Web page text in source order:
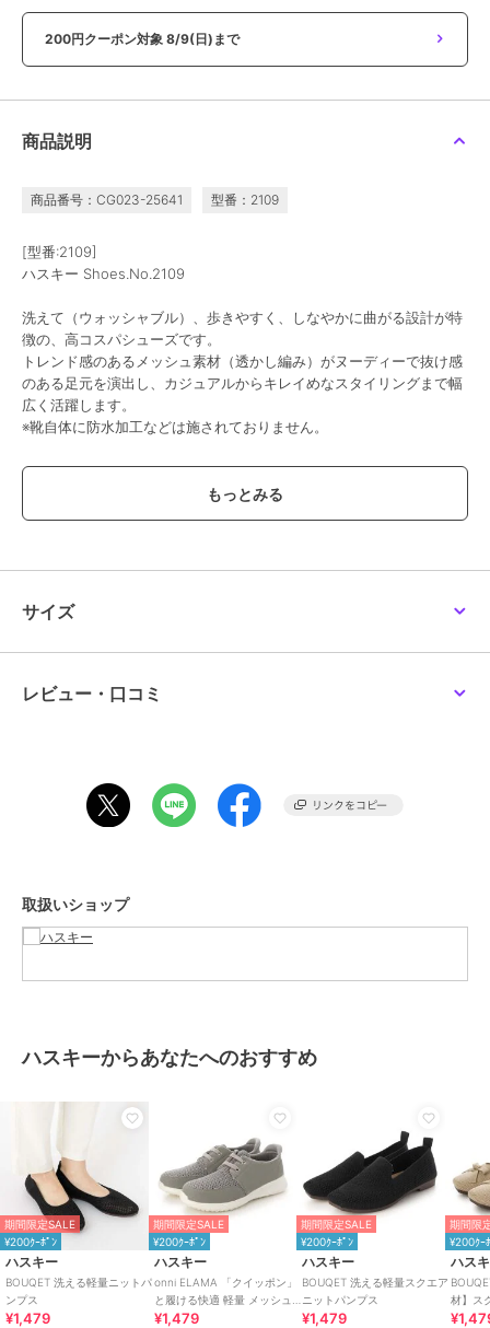
200円クーポン対象 8/9(日)まで
商品説明
商品番号：CG023-25641 型番：2109
[型番:2109]
ハスキー Shoes.No.2109
洗えて（ウォッシャブル）、歩きやすく、しなやかに曲がる設計が特
徴の、高コスパシューズです。
トレンド感のあるメッシュ素材（透かし編み）がヌーディーで抜け感
のある足元を演出し、カジュアルからキレイめなスタイリングまで幅
広く活躍します。
※靴自体に防水加工などは施されておりません。
・抜群の通気性：メッシュ素材が足を快適に保ち、蒸れにくい。
・軽量＆柔らかな履き心地：長時間の着用でも疲れにくい軽量設計
と、足にフィットする伸縮性のあるニット素材。
にぴったりです
伸縮性のある素材の為、ピッタリ目のフィッティングがおすすめで
期間限定セール開催中
商品カテゴリ
性別タイプ
素材
アッパー：ニット / アウトソー
商品のお取り扱い方法
サイズ
レビュー・口コミ
取扱いショップ
ハスキーからあなたへのおすすめ
期間限定SALE
¥200ｸｰﾎﾟﾝ
ハスキー
BOUQET 洗える軽量ニットパ
ンプス
¥1,479
期間限定SALE
¥200ｸｰﾎﾟﾝ
ハスキー
onni ELAMA 「クイッポン」
と履ける快適 軽量 メッシュ
レースアップカジュアルスニ
¥1,479
期間限定SALE
¥200ｸｰﾎﾟﾝ
ハスキー
BOUQET 洗える軽量スクエア
ニットパンプス
¥1,479
期間限
¥200ｸｰ
ハス
材】ス
ラット